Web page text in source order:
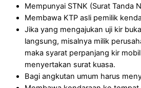
Mempunyai STNK (Surat Tanda
Membawa KTP asli pemilik
Jika yang mengajukan uji kir
langsung, misalnya milik
maka syarat perpanjang kir
menyertakan surat kuasa.
Bagi angkutan umum harus